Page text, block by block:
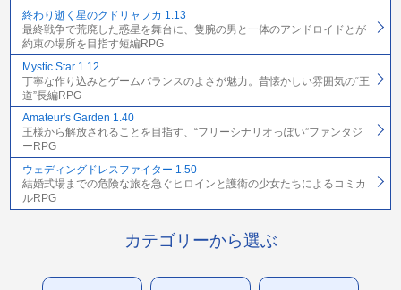
終わり逝く星のクドリャフカ 1.13
最終戦争で荒廃した惑星を舞台に、隻腕の男と一体のアンドロイドとが
約束の場所を目指す短編RPG
Mystic Star 1.12
丁寧な作り込みとゲームバランスのよさが魅力。昔懐かしい雰囲気の“王
道”長編RPG
Amateur's Garden 1.40
王様から解放されることを目指す、“フリーシナリオっぽい”ファンタジ
ーRPG
ウェディングドレスファイター 1.50
結婚式場までの危険な旅を急ぐヒロインと護衛の少女たちによるコミカ
ルRPG
カテゴリーから選ぶ